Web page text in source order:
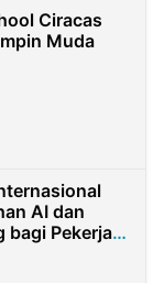
Ciracas
Muda
AI dan
bagi Pekerja
Taiwan